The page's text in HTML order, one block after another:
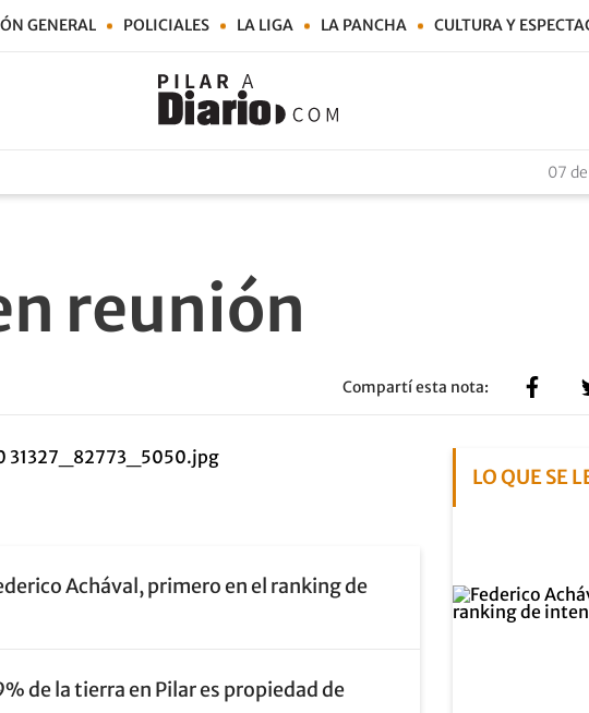
GENERAL POLICIALES LA LIGA LA PANCHA CULTURA Y
07
reunión
Compartí esta nota:
Achával, primero en el ranking de
de la tierra en Pilar es propiedad de
LO QUE SE